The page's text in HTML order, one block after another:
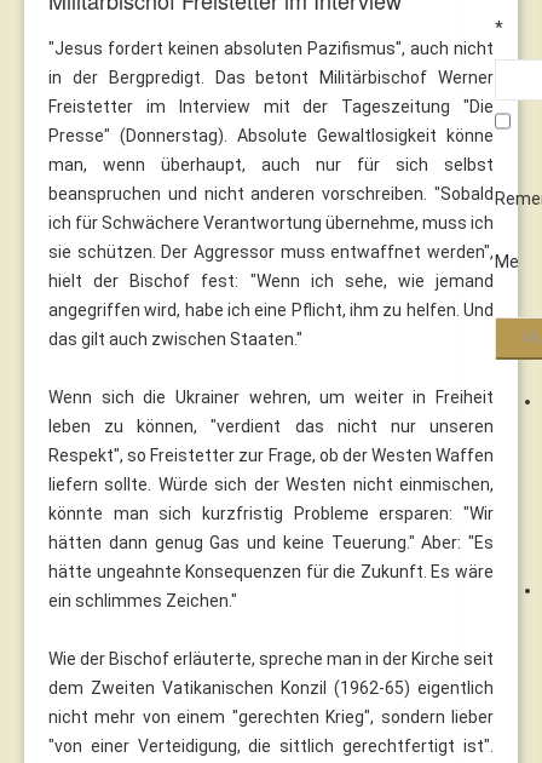
*
Me
"Jesus fordert keinen absoluten Pazifismus", auch nicht
in der Bergpredigt. Das betont Militärbischof Werner
Freistetter im Interview mit der Tageszeitung "Die
Presse" (Donnerstag). Absolute Gewaltlosigkeit könne
man, wenn überhaupt, auch nur für sich selbst
beanspruchen und nicht anderen vorschreiben. "Sobald
ich für Schwächere Verantwortung übernehme, muss ich
sie schützen. Der Aggressor muss entwaffnet werden",
hielt der Bischof fest: "Wenn ich sehe, wie jemand
angegriffen wird, habe ich eine Pflicht, ihm zu helfen. Und
das gilt auch zwischen Staaten."
Wenn sich die Ukrainer wehren, um weiter in Freiheit
leben zu können, "verdient das nicht nur unseren
Respekt", so Freistetter zur Frage, ob der Westen Waffen
liefern sollte. Würde sich der Westen nicht einmischen,
könnte man sich kurzfristig Probleme ersparen: "Wir
hätten dann genug Gas und keine Teuerung." Aber: "Es
hätte ungeahnte Konsequenzen für die Zukunft. Es wäre
ein schlimmes Zeichen."
Wie der Bischof erläuterte, spreche man in der Kirche seit
dem Zweiten Vatikanischen Konzil (1962-65) eigentlich
nicht mehr von einem "gerechten Krieg", sondern lieber
"von einer Verteidigung, die sittlich gerechtfertigt ist".